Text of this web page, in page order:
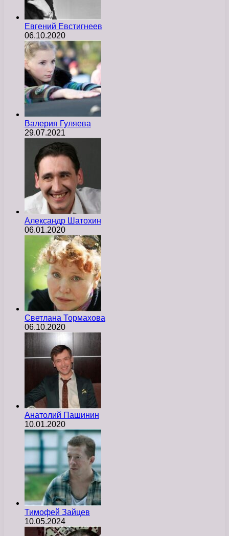
Евгений Евстигнеев
06.10.2020
Валерия Гуляева
29.07.2021
Александр Шатохин
06.01.2020
Светлана Тормахова
06.10.2020
Анатолий Пашинин
10.01.2020
Тимофей Зайцев
10.05.2024